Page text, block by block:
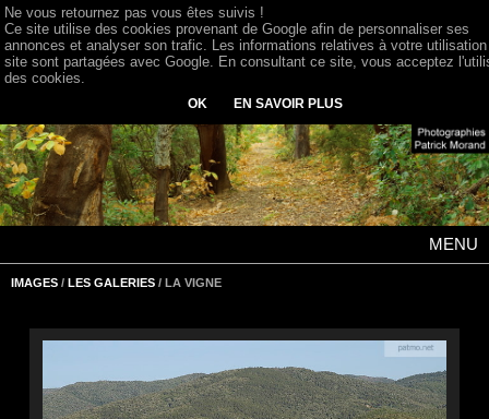
MENU
IMAGES / LES GALERIES / LA VIGNE
Ne vous retournez pas vous êtes suivis !
Ce site utilise des cookies provenant de Google afin de personnaliser ses
annonces et analyser son trafic. Les informations relatives à votre
site sont partagées avec Google. En consultant ce site, vous acceptez
des cookies.
OK EN SAVOIR PLUS